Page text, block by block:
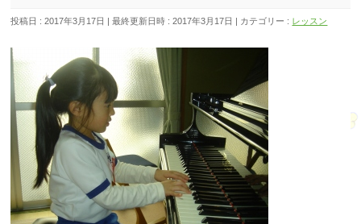
投稿日 : 2017年3月17日 最終更新日時 : 2017年3月17日 カテゴリー : レッスン